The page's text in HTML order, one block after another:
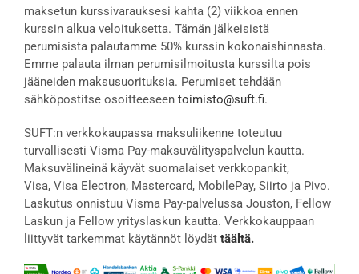
maksetun kurssivarauksesi kahta (2) viikkoa ennen
kurssin alkua veloituksetta. Tämän jälkeisistä
perumisista palautamme 50% kurssin kokonaishinnasta.
Emme palauta ilman perumisilmoitusta kurssilta pois
jääneiden maksusuorituksia. Perumiset tehdään
sähköpostitse osoitteeseen toimisto@suft.fi.
SUFT:n verkkokaupassa maksuliikenne toteutuu
turvallisesti Visma Pay-maksuvälityspalvelun kautta.
Maksuvälineinä käyvät suomalaiset verkkopankit,
Visa, Visa Electron, Mastercard, MobilePay, Siirto ja Pivo.
Laskutus onnistuu Visma Pay-palvelussa Jouston, Fellow
Laskun ja Fellow yrityslaskun kautta. Verkkokauppaan
liittyvät tarkemmat käytännöt löydät täältä.